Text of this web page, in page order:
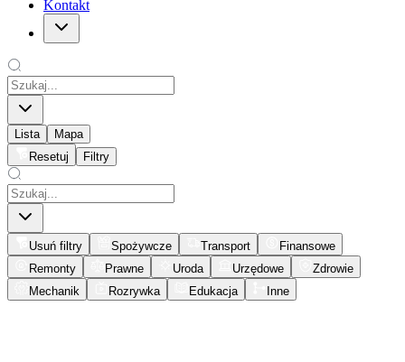
Kontakt
Lista
Mapa
Resetuj
Filtry
Usuń filtry Spożywcze Transport
Finansowe
Remonty
Prawne Uroda Urzędowe
Zdrowie
Mechanik
Rozrywka Edukacja Inne